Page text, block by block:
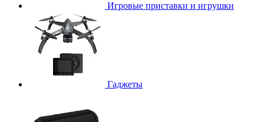
Игровые приставки и игрушки
Гаджеты